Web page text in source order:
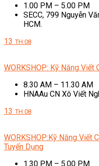
1.00 PM – 5.00 PM
SECC, 799 Nguyễn
HCM.
13 TH.08
WORKSHOP: Kỹ Năng Viết
8.30 AM – 11.30 AM
HNAAu CN Xô Viết
13 TH.08
WORKSHOP:Kỹ Năng Viết
Tuyển Dụng
1.30 PM – 5.00 PM